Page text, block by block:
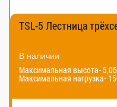
TSL-5 Лестница
В наличии
Максимальная высота-
Максимальная нагрузка-